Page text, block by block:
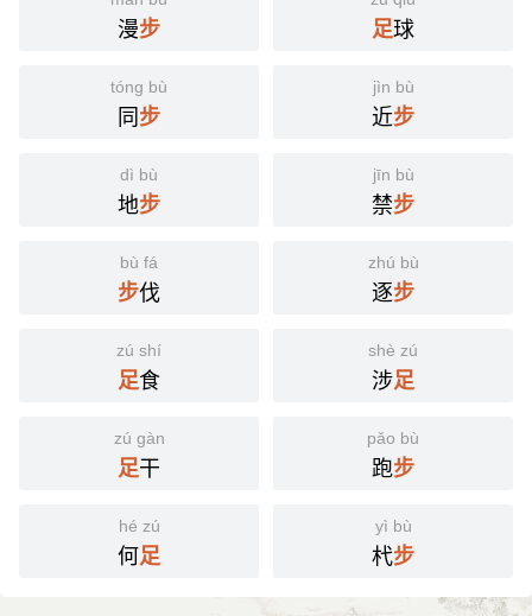
漫步 足球
tóng bù
同步
jìn bù
近步
dì bù
地步
jīn bù
禁步
bù fá
步伐
zhú bù
逐步
zú shí
足食
shè zú
涉足
zú gàn
足干
pǎo bù
跑步
hé zú
何足
yì bù
杙步